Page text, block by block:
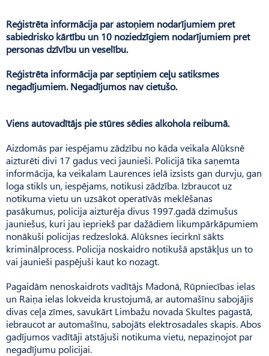
Reģistrēta informācija par astoņiem nodarījumiem pret
sabiedrisko kārtību un 10 noziedzīgiem nodarījumiem pret
personas dzīvību un veselību.
Reģistrēta informācija par septiņiem ceļu satiksmes
negadījumiem. Negadījumos nav cietušo.
Viens autovadītājs pie stūres sēdies alkohola reibumā.
Aizdomās par iespējamu zādzību no kāda veikala Alūksnē
aizturēti divi 17 gadus veci jaunieši. Policijā tika saņemta
informācija, ka veikalam Laurences ielā izsists gan durvju, gan
loga stikls un, iespējams, notikusi zādzība. Izbraucot uz
notikuma vietu un uzsākot operatīvās meklēšanas
pasākumus, policija aizturēja divus 1997.gadā dzimušus
jauniešus, kuri jau iepriekš par dažādiem likumpārkāpumiem
nonākuši policijas redzeslokā. Alūksnes iecirknī sākts
kriminālprocess. Policija noskaidro notikušā apstākļus un to
vai jaunieši paspējuši kaut ko nozagt.
Pagaidām nenoskaidrots vadītājs Madonā, Rūpniecības ielas
un Raiņa ielas lokveida krustojumā, ar automašīnu sabojājis
divas ceļa zīmes, savukārt Limbažu novada Skultes pagastā,
iebraucot ar automašīnu, sabojāts elektrosadales skapis. Abos
gadījumos vadītāji atstājuši notikuma vietu, nepaziņojot par
negadījumu policijai.